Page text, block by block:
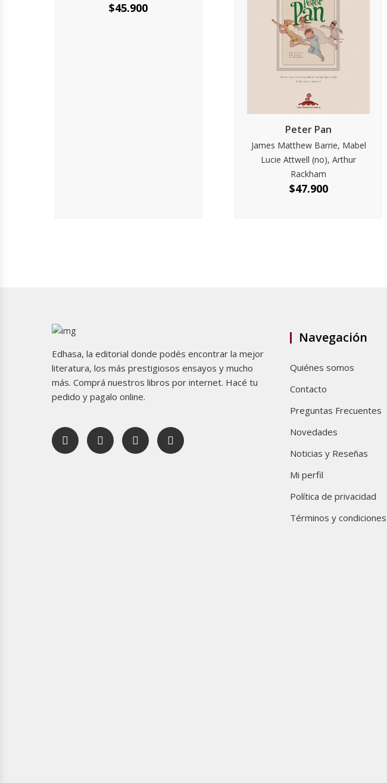
$45.900
Peter Pan
James Matthew Barrie, Mabel
Lucie Attwell (no), Arthur
Rackham
$47.900
Edhasa, la editorial donde podés encontrar la mejor
literatura, los más prestigiosos ensayos y mucho
más. Comprá nuestros libros por internet. Hacé tu
pedido y pagalo online.
Navegación
Quiénes somos
Contacto
Preguntas Frecuentes
Novedades
Noticias y Reseñas
Mi perfil
Política de privacidad
Términos y condiciones